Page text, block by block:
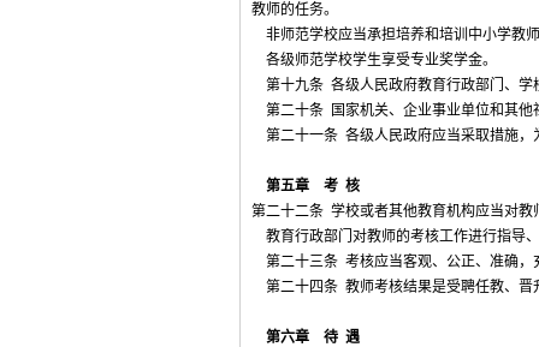
教师的任务。
非师范学校应当承担培养和培训中小学教
各级师范学校学生享受专业奖学金。
第十九条 各级人民政府教育行政部门、学
第二十条 国家机关、企业事业单位和其他
第二十一条 各级人民政府应当采取措施，
第五章 考 核
第二十二条 学校或者其他教育机构应当对
教育行政部门对教师的考核工作进行指导
第二十三条 考核应当客观、公正、准确，
第二十四条 教师考核结果是受聘任教、晋
第六章 待 遇